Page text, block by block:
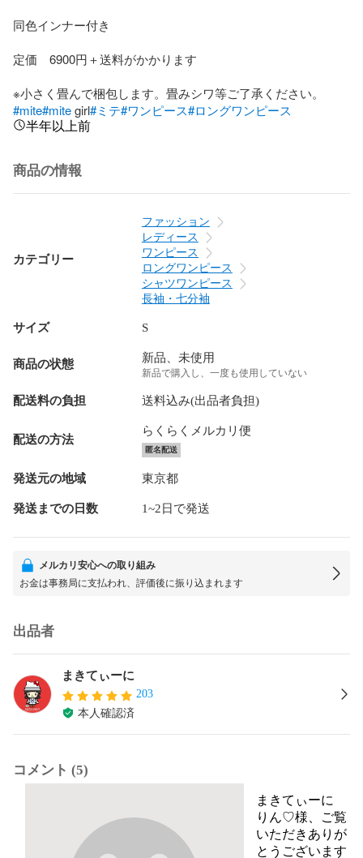
同色インナー付き
定価　6900円＋送料がかかります
#mite#mite girl#ミテ#ワンピース#ロングワンピース
半年以上前
商品の情報
カテゴリー
ファッション
レディース
ワンピース
ロングワンピース
シャツワンピース
長袖・七分袖
サイズ S
商品の状態 新品、未使用
新品で購入し、一度も使用していない
配送料の負担 送料込み(出品者負担)
配送の方法
らくらくメルカリ便
匿名配送
発送元の地域 東京都
発送までの日数 1~2日で発送
メルカリ安心への取り組み
お金は事務局に支払われ、評価後に振り込まれます
出品者
まきてぃーに
203
本人確認済
コメント (5)
まきてぃーに
りん♡様、ご覧
いただきありが
とうございます